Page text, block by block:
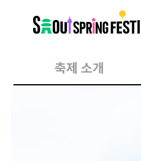
축제 소개